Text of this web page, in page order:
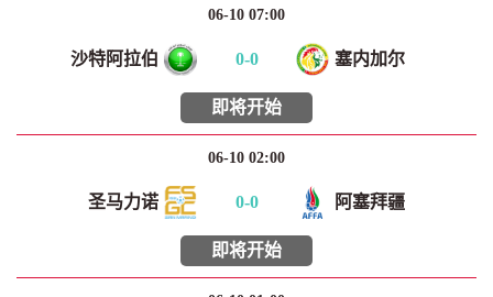
06-10 07:00
沙特阿拉伯 0-0 塞内加尔
即将开始
06-10 02:00
圣马力诺 0-0 阿塞拜疆
即将开始